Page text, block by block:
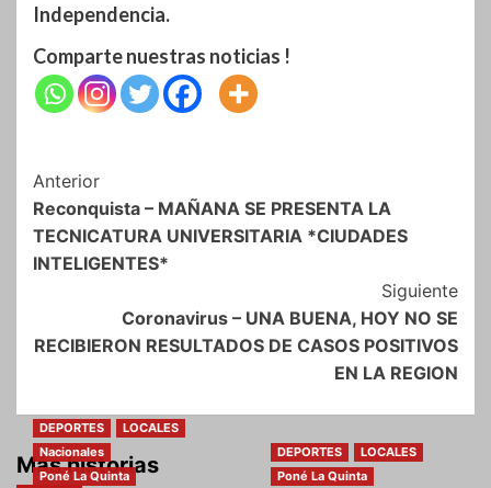
Independencia.
Comparte nuestras noticias !
Navegación
de
entradas
Anterior
Reconquista – MAÑANA SE PRESENTA LA
TECNICATURA UNIVERSITARIA *CIUDADES
INTELIGENTES*
Siguiente
Coronavirus – UNA BUENA, HOY NO SE
RECIBIERON RESULTADOS DE CASOS POSITIVOS
EN LA REGION
Más historias
DEPORTES
LOCALES
Nacionales
Poné La Quinta
DEPORTES
LOCALES
Poné La Quinta